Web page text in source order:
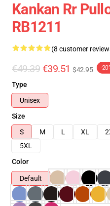
Kankan Rr
RB1211
(8 customer
€49.39 €39.51 $42.95 -
Type
Unisex
Size
S
M L XL
5XL
Color
Default